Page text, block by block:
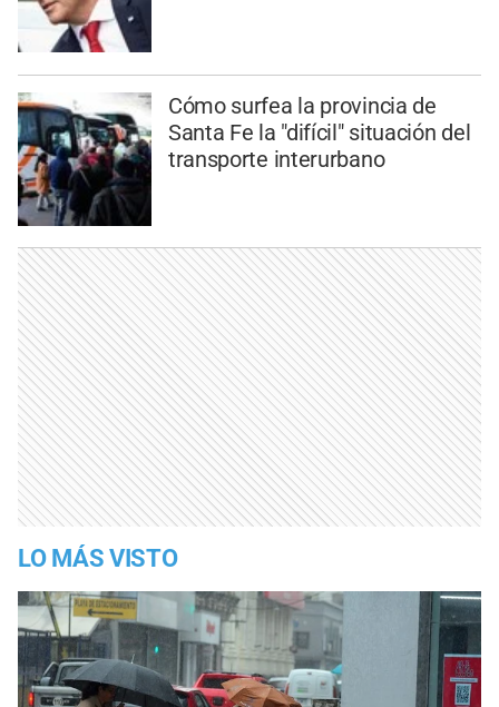
Cómo surfea la provincia de
Santa Fe la "difícil" situación del
transporte interurbano
LO MÁS VISTO